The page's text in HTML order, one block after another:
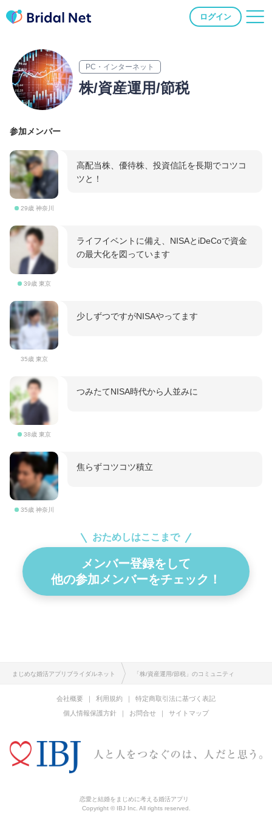
ログイン
PC・インターネット
株/資産運用/節税
参加メンバー
29歳 神奈川
高配当株、優待株、投資信託を長期でコツコ
ツと！
39歳 東京
ライフイベントに備え、NISAとiDeCoで資金
の最大化を図っています
35歳 東京
少しずつですがNISAやってます
38歳 東京
つみたてNISA時代から人並みに
35歳 神奈川
焦らずコツコツ積立
おためしはここまで
メンバー登録をして
他の参加メンバーをチェック！
まじめな婚活アプリブライダルネット 「株/資産運用/節税」のコミュニティ
会社概要 利用規約
特定商取引法に基づく表記
個人情報保護方針
お問合せ サイトマップ
恋愛と結婚をまじめに考える婚活アプリ
Copyright © IBJ Inc. All rights reserved.